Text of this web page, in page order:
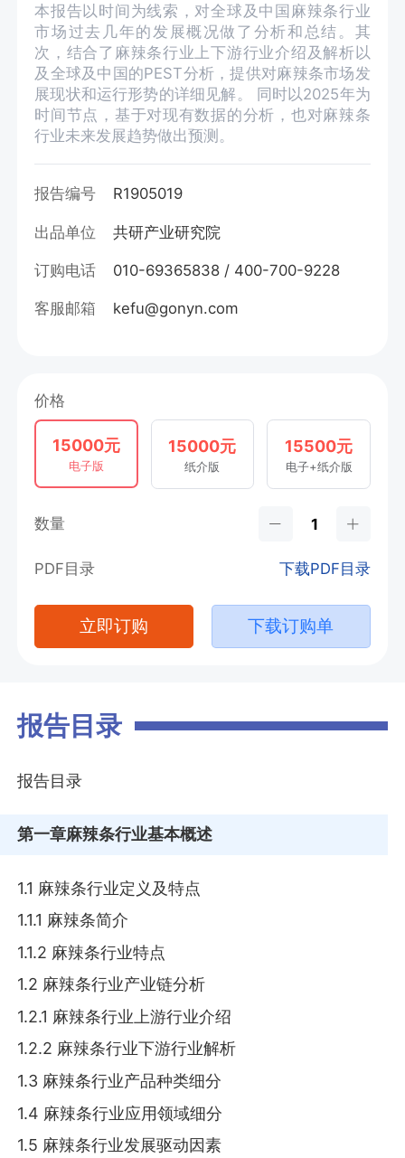
本报告以时间为线索，对全球及中国麻辣条行业
市场过去几年的发展概况做了分析和总结。其
次，结合了麻辣条行业上下游行业介绍及解析以
及全球及中国的PEST分析，提供对麻辣条市场发
展现状和运行形势的详细见解。 同时以2025年为
时间节点，基于对现有数据的分析，也对麻辣条
行业未来发展趋势做出预测。
报告编号 R1905019
出品单位 共研产业研究院
订购电话 010-69365838 / 400-700-9228
客服邮箱 kefu@gonyn.com
价格
15000元
电子版
15000元
纸介版
15500元
电子+纸介版
数量
PDF目录 下载PDF目录
立即订购 下载订购单
报告目录
报告目录
第一章麻辣条行业基本概述
1.1 麻辣条行业定义及特点
1.1.1 麻辣条简介
1.1.2 麻辣条行业特点
1.2 麻辣条行业产业链分析
1.2.1 麻辣条行业上游行业介绍
1.2.2 麻辣条行业下游行业解析
1.3 麻辣条行业产品种类细分
1.4 麻辣条行业应用领域细分
1.5 麻辣条行业发展驱动因素